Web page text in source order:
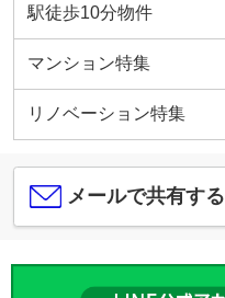
駅徒歩10分物件
マンション特集
リノベーション特集
メールで共有する